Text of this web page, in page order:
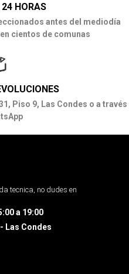
HORAS
antes del mediodía
cientos de comunas
Piso 9, Las Condes o a través
tecnica, no dudes en
a 19:00
Las Condes